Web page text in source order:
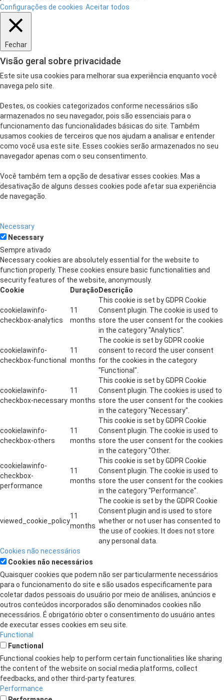
Configurações de cookies Aceitar todos
Fechar
Visão geral sobre privacidade
Este site usa cookies para melhorar sua experiência enquanto você
navega pelo site.
Destes, os cookies categorizados conforme necessários são
armazenados no seu navegador, pois são essenciais para o
funcionamento das funcionalidades básicas do site. Também
usamos cookies de terceiros que nos ajudam a analisar e entender
como você usa este site. Esses cookies serão armazenados no seu
navegador apenas com o seu consentimento.
Você também tem a opção de desativar esses cookies. Mas a
desativação de alguns desses cookies pode afetar sua experiência
de navegação.
Necessary
Necessary
Sempre ativado
Necessary cookies are absolutely essential for the website to
function properly. These cookies ensure basic functionalities and
security features of the website, anonymously.
Cookie
Duração Descrição
cookielawinfo-
checkbox-analytics
11
months
This cookie is set by GDPR Cookie
Consent plugin. The cookie is used to
store the user consent for the cookies
in the category "Analytics".
cookielawinfo-
checkbox-functional
11
months
The cookie is set by GDPR cookie
consent to record the user consent
for the cookies in the category
"Functional".
cookielawinfo-
checkbox-necessary
11
months
This cookie is set by GDPR Cookie
Consent plugin. The cookies is used to
store the user consent for the cookies
in the category "Necessary".
cookielawinfo-
checkbox-others
11
months
This cookie is set by GDPR Cookie
Consent plugin. The cookie is used to
store the user consent for the cookies
in the category "Other.
cookielawinfo-
checkbox-
performance
11
months
This cookie is set by GDPR Cookie
Consent plugin. The cookie is used to
store the user consent for the cookies
in the category "Performance".
viewed_cookie_policy
11
months
The cookie is set by the GDPR Cookie
Consent plugin and is used to store
whether or not user has consented to
the use of cookies. It does not store
any personal data.
Cookies não necessários
Cookies não necessários
Quaisquer cookies que podem não ser particularmente necessários
para o funcionamento do site e são usados ​​especificamente para
coletar dados pessoais do usuário por meio de análises, anúncios e
outros conteúdos incorporados são denominados cookies não
necessários. É obrigatório obter o consentimento do usuário antes
de executar esses cookies em seu site.
Functional
Functional
Functional cookies help to perform certain functionalities like sharing
the content of the website on social media platforms, collect
feedbacks, and other third-party features.
Performance